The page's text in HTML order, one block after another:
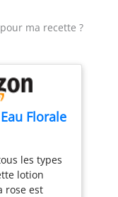
ma recette ?
Florale
200ml
les types
lotion
rose est